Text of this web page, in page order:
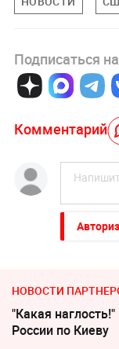
Подписаться
Комментарий
НОВОСТИ
"Какая
России по Киеву